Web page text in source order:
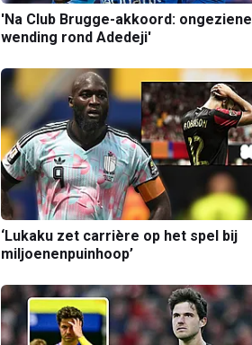
'Na Club Brugge-akkoord: ongeziene
wending rond Adedeji'
‘Lukaku zet carrière op het spel bij
miljoenenpuinhoop’